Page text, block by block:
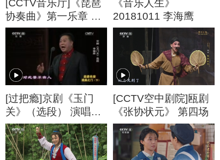
[CCTV音乐厅]《琵琶
协奏曲》第一乐章 作
曲：叶小钢 琵琶：吴
蛮 指挥：谭利华 协
奏：中国爱乐乐团
《音乐人生》
20181011 李海鹰
[过把瘾]京剧《玉门
关》（选段） 演唱：
李福胜
[CCTV空中剧院]瓯剧
《张协状元》 第四场